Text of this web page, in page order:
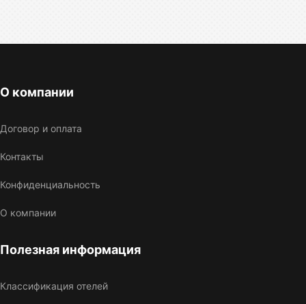
О компании
Договор и оплата
Контакты
Конфиденциальность
О компании
Полезная информация
Классификация отелей